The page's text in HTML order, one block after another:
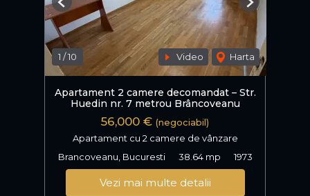
1 /10 Video Harta
Previous Next
Apartament 2 camere decomandat – Str.
Huedin nr. 7 metrou Brâncoveanu
56,000 € (negociabil)
Apartament cu 2 camere de vânzare
Brancoveanu, Bucuresti
38.64 mp 1973
Vezi mai multe detalii